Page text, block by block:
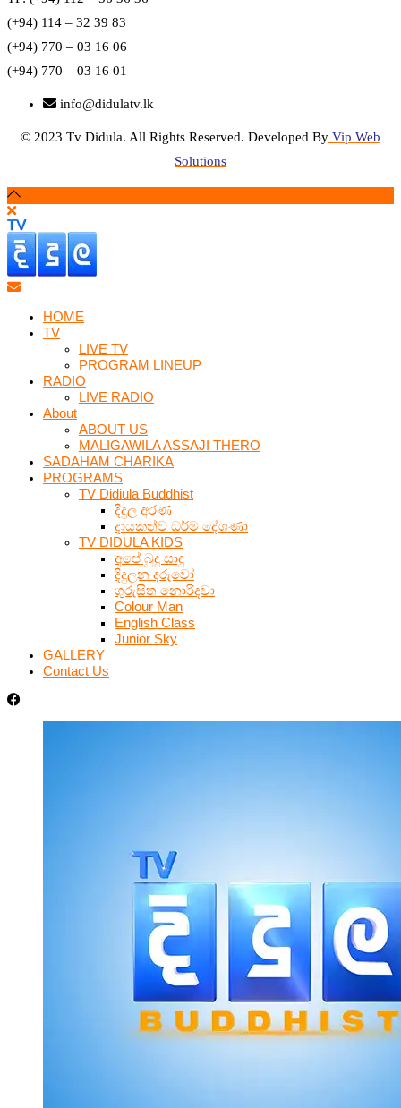
(+94) 114 – 32 39 83
(+94) 770 – 03 16 06
(+94) 770 – 03 16 01
info@didulatv.lk
© 2023 Tv Didula. All Rights Reserved. Developed By Vip Web
Solutions
HOME
TV
LIVE TV
PROGRAM LINEUP
RADIO
LIVE RADIO
About
ABOUT US
MALIGAWILA ASSAJI THERO
SADAHAM CHARIKA
PROGRAMS
TV Didiula Buddhist
දිදුල අරණ
දායකත්ව ධර්ම දේශණා
TV DIDULA KIDS
අපේ බුදු සාදු
දිදුලන දරුවෝ
ගුරුසිත නොරිදවා
Colour Man
English Class
Junior Sky
GALLERY
Contact Us